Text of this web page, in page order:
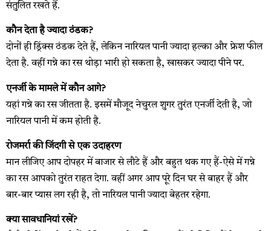
संतुलित रखते हैं.
कौन देता है ज्यादा ठंडक?
दोनों ही ड्रिंक्स ठंडक देते हैं, लेकिन नारियल पानी ज्यादा हल्का और फ्रेश फील
देता है. वहीं गन्ने का रस थोड़ा भारी हो सकता है, खासकर ज्यादा पीने पर.
एनर्जी के मामले में कौन आगे?
यहां गन्ने का रस जीतता है. इसमें मौजूद नेचुरल शुगर तुरंत एनर्जी देती है, जो
नारियल पानी में कम होती है.
रोजमर्रा की जिंदगी से एक उदाहरण
मान लीजिए आप दोपहर में बाजार से लौटे हैं और बहुत थक गए हैं-ऐसे में गन्ने
का रस आपको तुरंत राहत देगा. वहीं अगर आप पूरे दिन घर से बाहर हैं और
बार-बार प्यास लग रही है, तो नारियल पानी ज्यादा बेहतर रहेगा.
क्या सावधानियां रखें?